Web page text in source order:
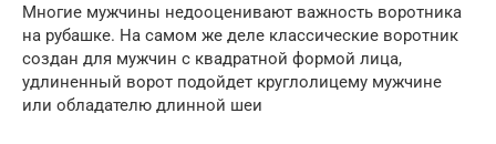
Многие мужчины недооценивают важность воротника
на рубашке. На самом же деле классические воротник
создан для мужчин с квадратной формой лица,
удлиненный ворот подойдет круглолицему мужчине
или обладателю длинной шеи